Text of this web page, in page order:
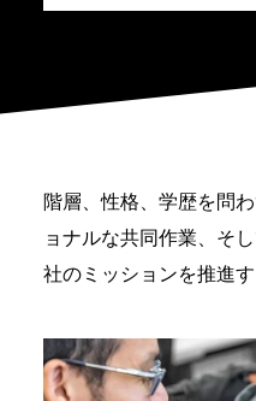
階層、性格、学歴を問
ョナルな共同作業、そ
社のミッションを推進